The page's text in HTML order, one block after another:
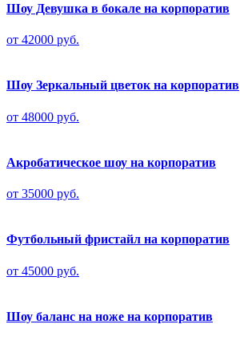
Шоу Девушка в бокале на корпоратив
от 42000 руб.
Шоу Зеркальный цветок на корпоратив
от 48000 руб.
Акробатическое шоу на корпоратив
от 35000 руб.
Футбольный фристайл на корпоратив
от 45000 руб.
Шоу баланс на ноже на корпоратив